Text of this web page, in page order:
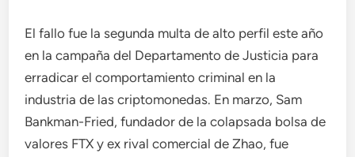
El fallo fue la segunda multa de alto perfil este año
en la campaña del Departamento de Justicia para
erradicar el comportamiento criminal en la
industria de las criptomonedas. En marzo, Sam
Bankman-Fried, fundador de la colapsada bolsa de
valores FTX y ex rival comercial de Zhao, fue